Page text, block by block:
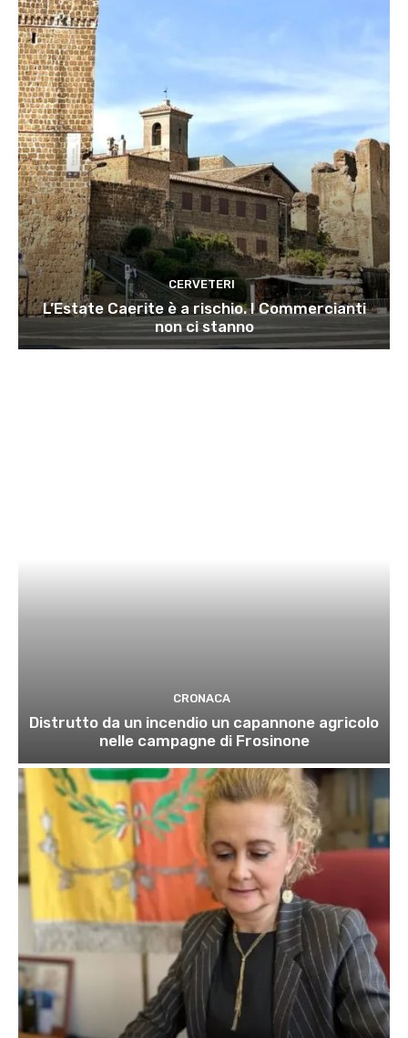
CERVETERI
L’Estate Caerite è a rischio. I Commercianti
non ci stanno
CRONACA
Distrutto da un incendio un capannone agricolo
nelle campagne di Frosinone